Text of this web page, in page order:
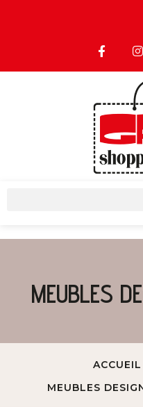
MEUBLES
ACCUEIL
MEUBLES